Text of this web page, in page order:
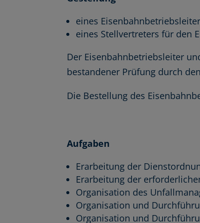
eines
eines Stellvertreters für den
Der Eisenbahnbetriebsleiter
bestandener Prüfung durch
Die Bestellung des
Aufgaben
Erarbeitung der
Erarbeitung der
Organisation des
Organisation und
Organisation und